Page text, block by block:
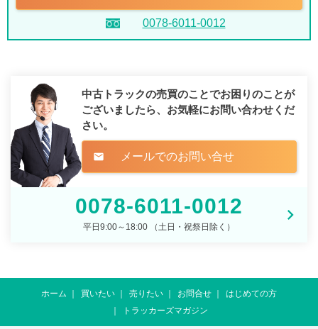
0078-6011-0012
中古トラックの売買のことでお困りのことが
ございましたら、 お気軽にお問い合わせくだ
さい。
mail メールでのお問い合せ
0078-6011-0012
平日9:00～18:00 （土日・祝祭日除く）
ホーム 買いたい 売りたい お問合せ
はじめての方
トラッカーズマガジン